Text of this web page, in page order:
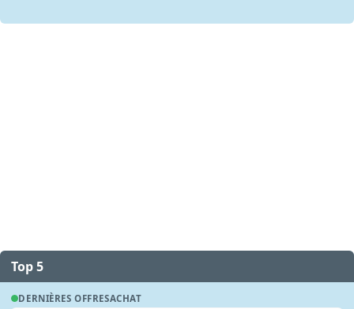
Top 5
DERNIÈRES OFFRESACHAT